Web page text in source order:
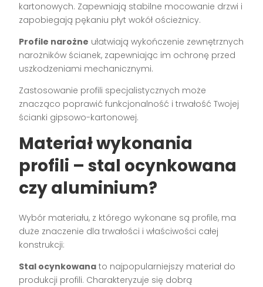
kartonowych. Zapewniają stabilne mocowanie drzwi i
zapobiegają pękaniu płyt wokół ościeżnicy.
Profile narożne ułatwiają wykończenie zewnętrznych
narożników ścianek, zapewniając im ochronę przed
uszkodzeniami mechanicznymi.
Zastosowanie profili specjalistycznych może
znacząco poprawić funkcjonalność i trwałość Twojej
ścianki gipsowo-kartonowej.
Materiał wykonania
profili – stal ocynkowana
czy aluminium?
Wybór materiału, z którego wykonane są profile, ma
duże znaczenie dla trwałości i właściwości całej
konstrukcji:
Stal ocynkowana to najpopularniejszy materiał do
produkcji profili. Charakteryzuje się dobrą